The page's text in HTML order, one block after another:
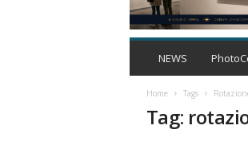
NEWS
Home Tags
Tag: